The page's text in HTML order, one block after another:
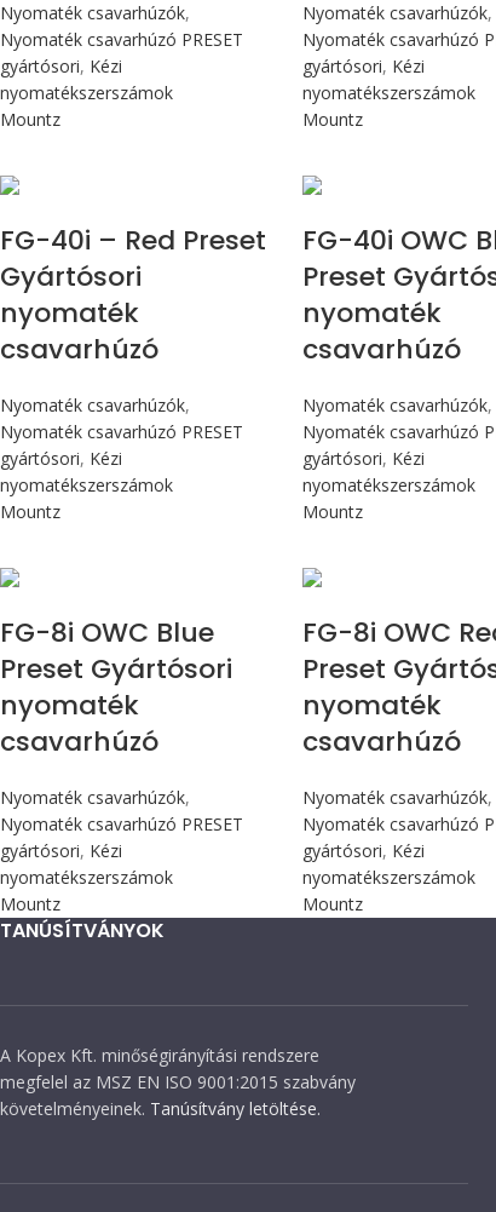
Nyomaték csavarhúzók,
Nyomaték csavarhúzó PRESET
gyártósori, Kézi
nyomatékszerszámok
Mountz
Nyomaték csavarhúzók,
Nyomaték csavarhúzó
gyártósori, Kézi
nyomatékszerszámok
Mountz
FG-40i – Red Preset
Gyártósori
nyomaték
csavarhúzó
Nyomaték csavarhúzók,
Nyomaték csavarhúzó PRESET
gyártósori, Kézi
nyomatékszerszámok
Mountz
FG-40i OWC
Preset
nyomaték
csavarhúzó
Nyomaték csavarhúzók,
Nyomaték csavarhúzó
gyártósori, Kézi
nyomatékszerszámok
Mountz
FG-8i OWC Blue
Preset Gyártósori
nyomaték
csavarhúzó
Nyomaték csavarhúzók,
Nyomaték csavarhúzó PRESET
gyártósori, Kézi
nyomatékszerszámok
Mountz
FG-8i OWC
Preset
nyomaték
csavarhúzó
Nyomaték csavarhúzók,
Nyomaték csavarhúzó
gyártósori, Kézi
nyomatékszerszámok
Mountz
TANÚSÍTVÁNYOK
A Kopex Kft. minőségirányítási rendszere
megfelel az MSZ EN ISO 9001:2015 szabvány
követelményeinek. Tanúsítvány letöltése.